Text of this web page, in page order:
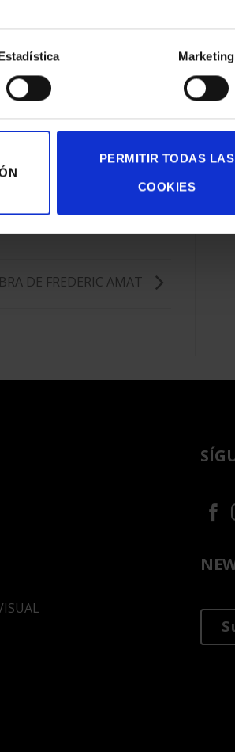
Marketing
PERMITIR TODAS LAS
COOKIES
,Visualización 3D.
DE FREDERIC AMAT